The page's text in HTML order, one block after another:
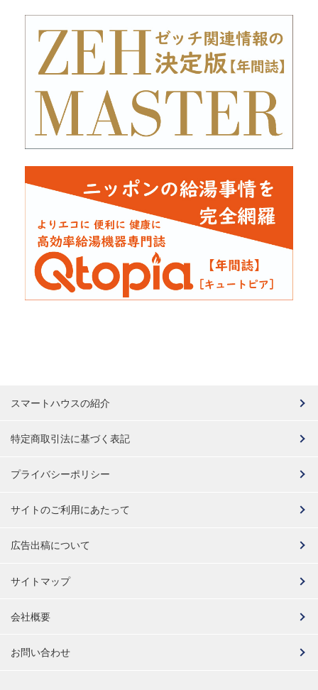
スマートハウスの紹介
特定商取引法に基づく表記
プライバシーポリシー
サイトのご利用にあたって
広告出稿について
サイトマップ
会社概要
お問い合わせ